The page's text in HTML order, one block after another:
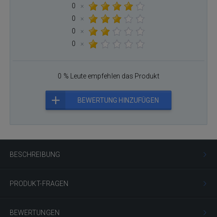
BESCHREIBUNG
PRODUKT-FRAGEN
BEWERTUNGEN
0
×
0
×
0
×
0
×
0 % Leute empfehlen das Produkt
BEWERTUNG HINZUFÜGEN